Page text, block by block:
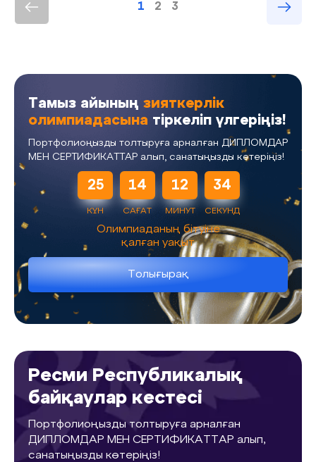
1 2 3
Тамыз айының зияткерлік
олимпиадасына тіркеліп үлгеріңіз!
Портфолиоңызды толтыруға арналған ДИПЛОМДАР
МЕН СЕРТИФИКАТТАР алып, санатыңызды көтеріңіз!
25
КҮН
14
САҒАТ
12
МИНУТ
34
СЕКУНД
Олимпиаданың бітуіне
қалған уақыт
Толығырақ
Ресми Республикалық
байқаулар кестесі
Портфолиоңызды толтыруға арналған
ДИПЛОМДАР МЕН СЕРТИФИКАТТАР алып,
санатыңызды көтеріңіз!